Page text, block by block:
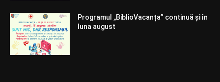
Programul „BiblioVacanța” continuă și în
luna august